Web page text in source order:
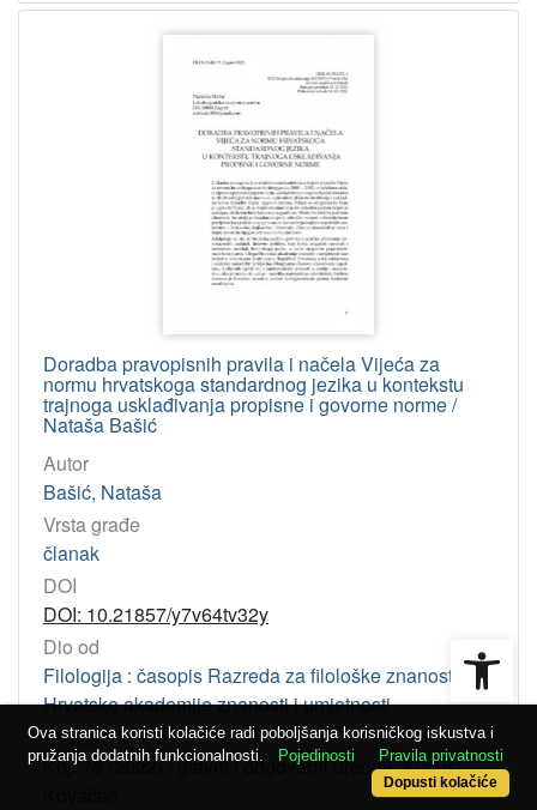
Doradba pravopisnih pravila i načela Vijeća za
normu hrvatskoga standardnog jezika u kontekstu
trajnoga usklađivanja propisne i govorne norme /
Nataša Bašić
Autor
Bašić, Nataša
Vrsta građe
članak
DOI
DOI: 10.21857/y7v64tv32y
Dio od
Filologija : časopis Razreda za filološke znanosti
Hrvatske akademije znanosti i umjetnosti
Svezak
Knj. 78 (2022) / glavni i odgovorni urednik August
Ova stranica koristi kolačiće radi poboljšanja korisničkog iskustva i
pružanja dodatnih funkcionalnosti.
Pojedinosti Pravila privatnosti
Dopusti kolačiće